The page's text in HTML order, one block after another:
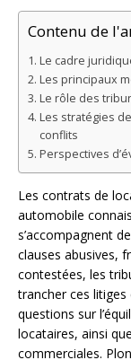
Contenu de
Le cadre
Les principaux
Le rôle des
Les stratégies
conflits
Perspectives
Les contrats de
automobile
s’accompagnent
clauses abusives,
contestées, les
trancher ces
questions sur
locataires, ainsi
commerciales.